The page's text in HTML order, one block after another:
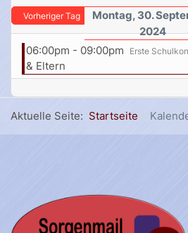
Vorheriger Tag
Montag, 30.
2024
06:00pm - 09:00pm Erste
& Eltern
Aktuelle Seite: Startseite